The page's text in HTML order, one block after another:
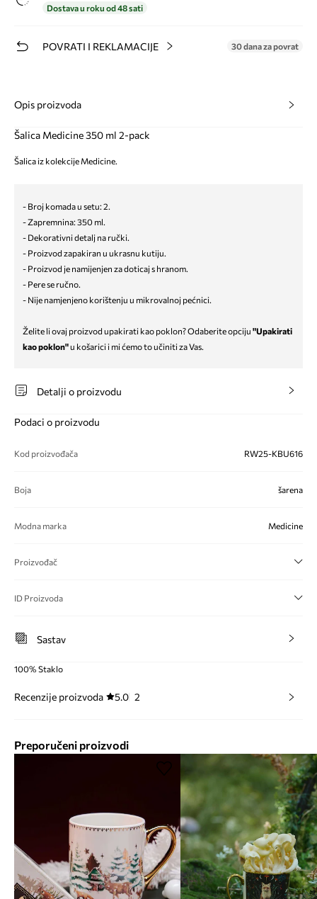
Dostava u roku od 48 sati
POVRATI I REKLAMACIJE 30 dana za povrat
Opis proizvoda
Šalica Medicine 350 ml 2-pack
Šalica iz kolekcije Medicine.
- Broj komada u setu: 2.
- Zapremnina: 350 ml.
- Dekorativni detalj na ručki.
- Proizvod zapakiran u ukrasnu kutiju.
- Proizvod je namijenjen za doticaj s hranom.
- Pere se ručno.
- Nije namjenjeno korištenju u mikrovalnoj pećnici.
Želite li ovaj proizvod upakirati kao poklon? Odaberite opciju "Upakirati
kao poklon"u košarici i mi ćemo to učiniti za Vas.
Detalji o proizvodu
Podaci o proizvodu
Kod proizvođača RW25-KBU616
Boja šarena
Modna marka Medicine
Proizvođač
ID Proizvoda
Sastav
100% Staklo
Recenzije proizvoda 5.0 2
Preporučeni proizvodi